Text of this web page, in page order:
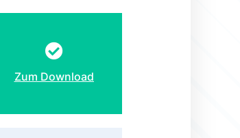
Zum Download